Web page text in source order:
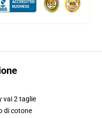
vai 2 taglie
di cotone